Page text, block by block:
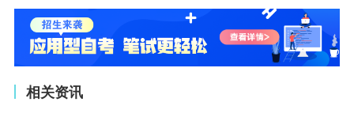
相关资讯